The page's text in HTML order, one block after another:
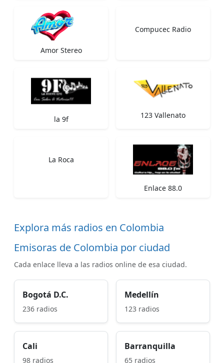
Amor Stereo
Compucec Radio
la 9f 123 Vallenato
La Roca
Enlace 88.0
Explora más radios en Colombia
Emisoras de Colombia por ciudad
Cada enlace lleva a las radios online de esa ciudad.
Bogotá D.C.
236 radios
Medellín
123 radios
Cali
98 radios
Barranquilla
65 radios